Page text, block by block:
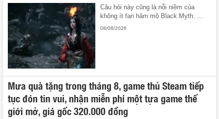
Câu hỏi này cũng là nỗi niềm của
không ít fan hâm mộ Black Myth: ...
08/08/2026
Mưa quà tặng trong tháng 8, game thủ Steam tiếp
tục đón tin vui, nhận miễn phí một tựa game thế
giới mở, giá gốc 320.000 đồng